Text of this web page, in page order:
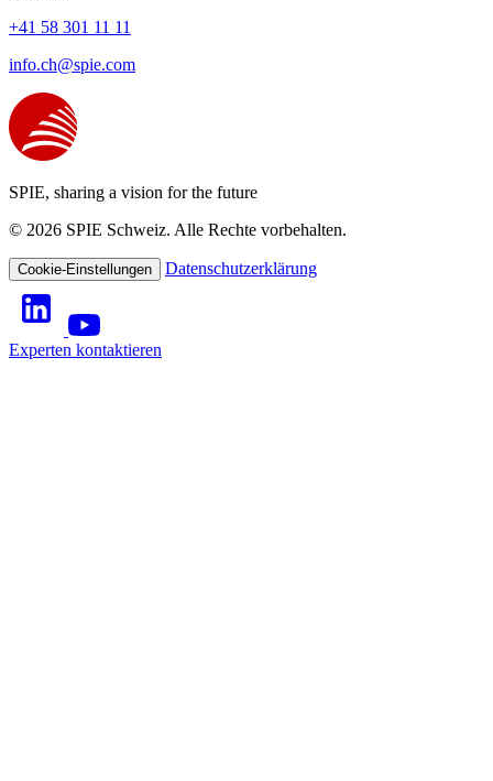
+41 58 301 11 11
info.ch@spie.com
SPIE, sharing a vision for the future
© 2026 SPIE Schweiz. Alle Rechte vorbehalten.
Cookie-Einstellungen Datenschutzerklärung
Experten kontaktieren